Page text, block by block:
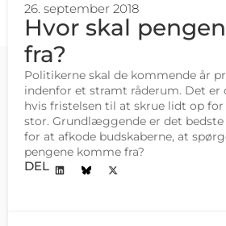
26. september 2018
Hvor skal
fra?
Politikerne skal de kommende år
indenfor et stramt råderum. Det
hvis fristelsen til at skrue lidt op
stor. Grundlæggende er det
for at afkode budskaberne, at
pengene komme fra?
DEL